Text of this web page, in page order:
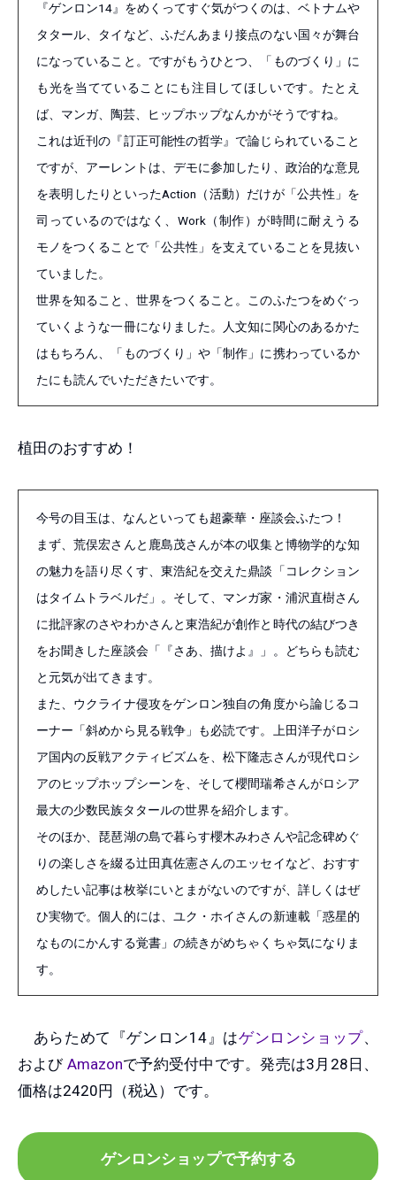
『ゲンロン14』をめくってすぐ気がつくのは、ベトナムや
タタール、タイなど、ふだんあまり接点のない国々が舞台
になっていること。ですがもうひとつ、「ものづくり」に
も光を当てていることにも注目してほしいです。たとえ
ば、マンガ、陶芸、ヒップホップなんかがそうですね。
これは近刊の『訂正可能性の哲学』で論じられていること
ですが、アーレントは、デモに参加したり、政治的な意見
を表明したりといったAction（活動）だけが「公共性」を
司っているのではなく、Work（制作）が時間に耐えうる
モノをつくることで「公共性」を支えていることを見抜い
ていました。
世界を知ること、世界をつくること。このふたつをめぐっ
ていくような一冊になりました。人文知に関心のあるかた
はもちろん、「ものづくり」や「制作」に携わっているか
たにも読んでいただきたいです。
植田のおすすめ！
今号の目玉は、なんといっても超豪華・座談会ふたつ！
まず、荒俣宏さんと鹿島茂さんが本の収集と博物学的な知
の魅力を語り尽くす、東浩紀を交えた鼎談「コレクション
はタイムトラベルだ」。そして、マンガ家・浦沢直樹さん
に批評家のさやわかさんと東浩紀が創作と時代の結びつき
をお聞きした座談会「『さあ、描けよ』」。どちらも読む
と元気が出てきます。
また、ウクライナ侵攻をゲンロン独自の角度から論じるコ
ーナー「斜めから見る戦争」も必読です。上田洋子がロシ
ア国内の反戦アクティビズムを、松下隆志さんが現代ロシ
アのヒップホップシーンを、そして櫻間瑞希さんがロシア
最大の少数民族タタールの世界を紹介します。
そのほか、琵琶湖の島で暮らす櫻木みわさんや記念碑めぐ
りの楽しさを綴る辻田真佐憲さんのエッセイなど、おすす
めしたい記事は枚挙にいとまがないのですが、詳しくはぜ
ひ実物で。個人的には、ユク・ホイさんの新連載「惑星的
なものにかんする覚書」の続きがめちゃくちゃ気になりま
す。
あらためて『ゲンロン14』はゲンロンショップ、
および Amazonで予約受付中です。発売は3月28日、
価格は2420円（税込）です。
ゲンロンショップで予約する